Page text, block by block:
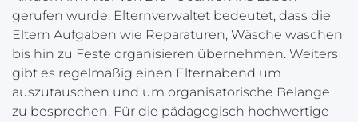
gerufen wurde. Elternverwaltet bedeutet, dass die
Eltern Aufgaben wie Reparaturen, Wäsche waschen
bis hin zu Feste organisieren übernehmen. Weiters
gibt es regelmäßig einen Elternabend um
auszutauschen und um organisatorische Belange
zu besprechen. Für die pädagogisch hochwertige